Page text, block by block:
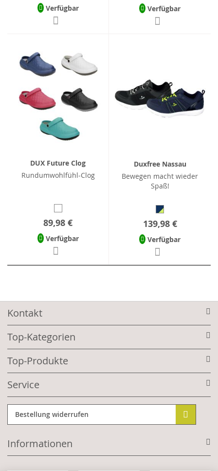
Verfügbar Verfügbar
DUX Future Clog
Rundumwohlfühl-Clog
89,98 €
Verfügbar
Duxfree Nassau
Bewegen macht wieder
Spaß!
139,98 €
Verfügbar
Kontakt
Top-Kategorien
Top-Produkte
Service
Bestellung widerrufen
Informationen